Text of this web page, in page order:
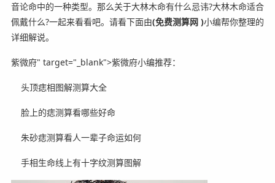
音论命中的一种类型。那么关于大林木命有什么忌讳?大林木命适合
佩戴什么?一起来看看吧。 请看下面由(免费测算网 )小编帮你整理的
详细解说。
紫微府" target="_blank">紫微府小编推荐：
头顶痣相图解测算大全
脸上的痣测算看哪些好命
朱砂痣测算看人一辈子命运如何
手相生命线上有十字纹测算图解